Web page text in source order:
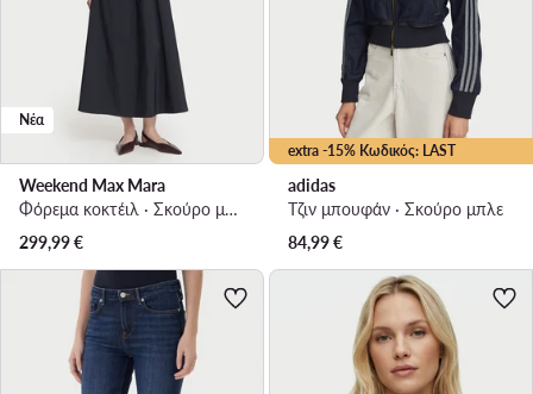
Νέα
Weekend Max Mara
Φόρεμα κοκτέιλ · Σκούρο μπλε · Midi
299,99€
extra -15% Κωδικός: LAST
adidas
Τζιν μπουφάν · Σκούρο μπλε
84,99€